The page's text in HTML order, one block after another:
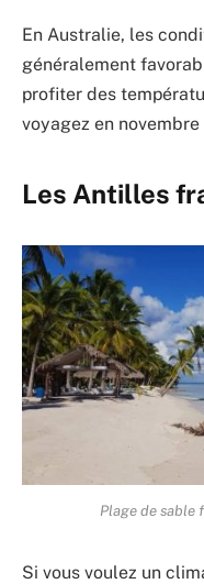
En Australie, les
généralement
profiter des
voyagez en
Les Antilles
Plage de sable
Si vous voulez un